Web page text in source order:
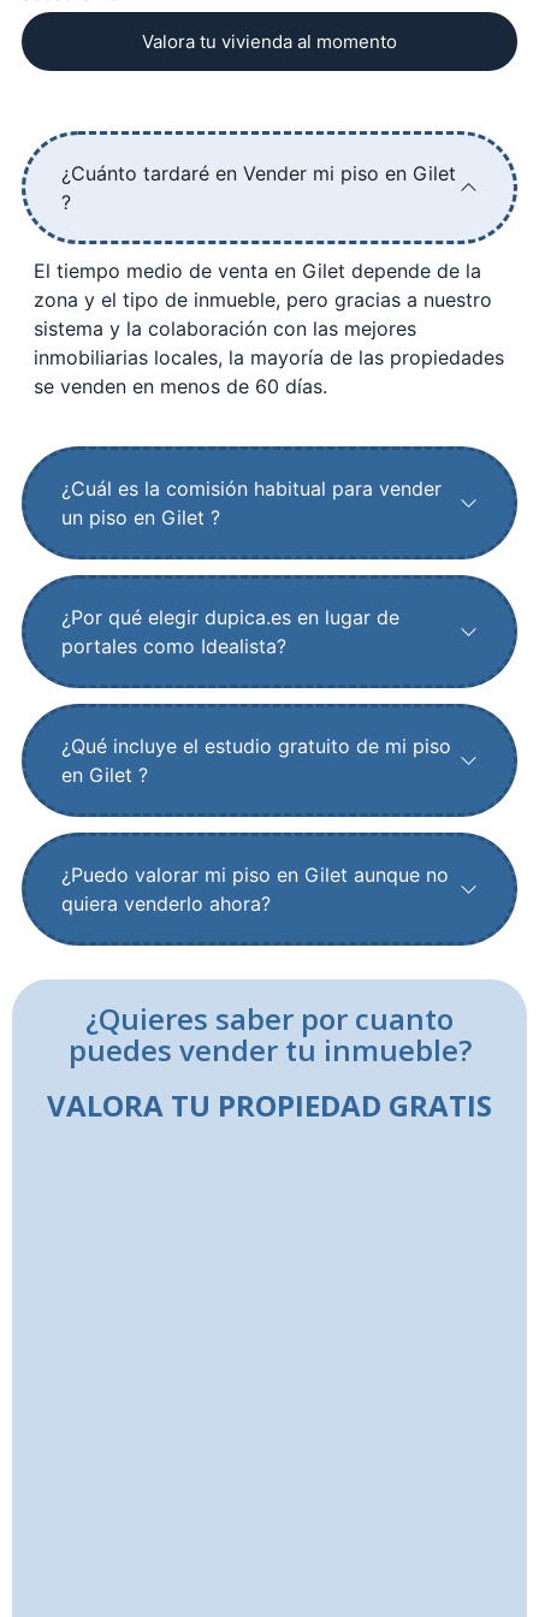
Valora tu vivienda al momento
¿Cuánto tardaré en Vender mi piso en Gilet
?
El tiempo medio de venta en Gilet depende de la
zona y el tipo de inmueble, pero gracias a nuestro
sistema y la colaboración con las mejores
inmobiliarias locales, la mayoría de las propiedades
se venden en menos de 60 días.
¿Cuál es la comisión habitual para vender
un piso en Gilet ?
¿Por qué elegir dupica.es en lugar de
portales como Idealista?
¿Qué incluye el estudio gratuito de mi piso
en Gilet ?
¿Puedo valorar mi piso en Gilet aunque no
quiera venderlo ahora?
¿Quieres saber por cuanto
puedes vender tu inmueble?
VALORA TU PROPIEDAD GRATIS